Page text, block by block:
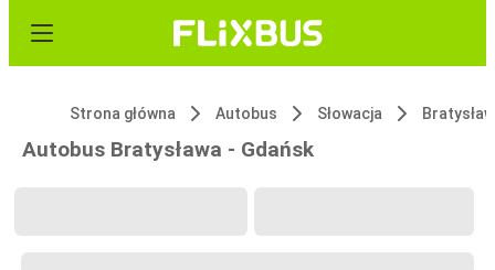
Strona główna Autobus Słowacja
Autobus Bratysława - Gdańsk